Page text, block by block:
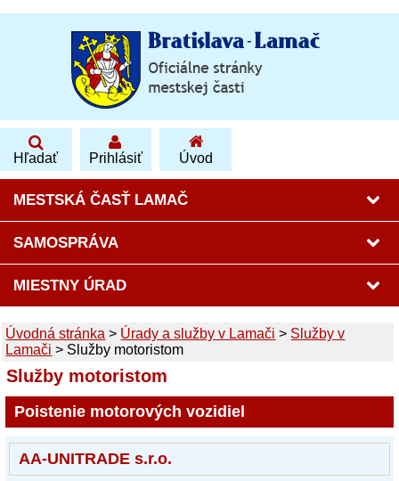
Hľadať Prihlásiť
MESTSKÁ ČASŤ LAMAČ
SAMOSPRÁVA
MIESTNY ÚRAD
Úvodná stránka > Úrady a služby v Lamači > Služby v
Lamači > Služby motoristom
Služby motoristom
Poistenie motorových vozidiel
AA-UNITRADE s.r.o.
Úvod